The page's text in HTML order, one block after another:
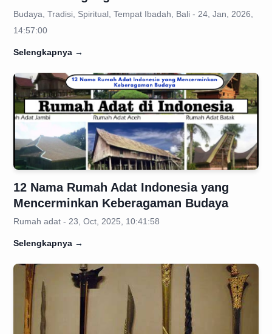
Budaya, Tradisi, Spiritual, Tempat Ibadah, Bali - 24, Jan, 2026,
14:57:00
Selengkapnya →
12 Nama Rumah Adat Indonesia yang
Mencerminkan Keberagaman Budaya
Rumah adat - 23, Oct, 2025, 10:41:58
Selengkapnya →